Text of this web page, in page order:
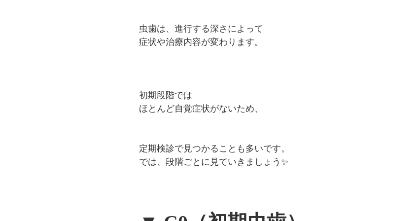
虫歯は、進行する深さによって
症状や治療内容が変わります。
初期段階では
ほとんど自覚症状がないため、
定期検診で見つかることも多いです。
では、段階ごとに見ていきましょう✨